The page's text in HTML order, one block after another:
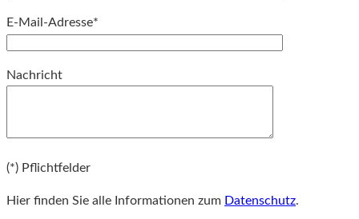
E-Mail-Adresse*
Nachricht
(*) Pflichtfelder
Hier finden Sie alle Informationen zum Datenschutz.